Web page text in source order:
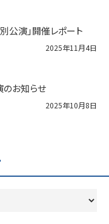
公演」開催レポート
2025年11月4日
お知らせ
2025年10月8日